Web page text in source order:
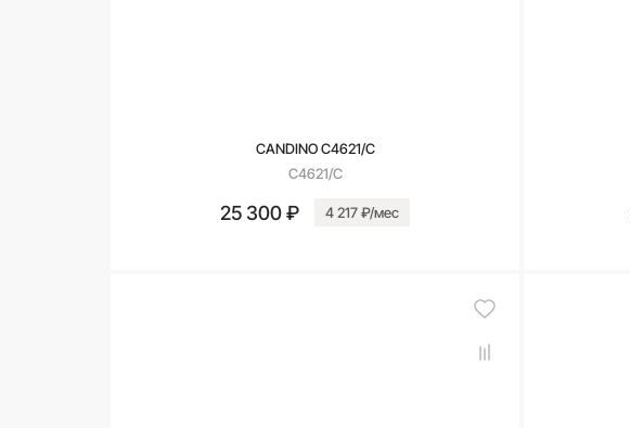
CANDINO C4621/C
C4621/C
25 300 ₽ 4 217 ₽/мес